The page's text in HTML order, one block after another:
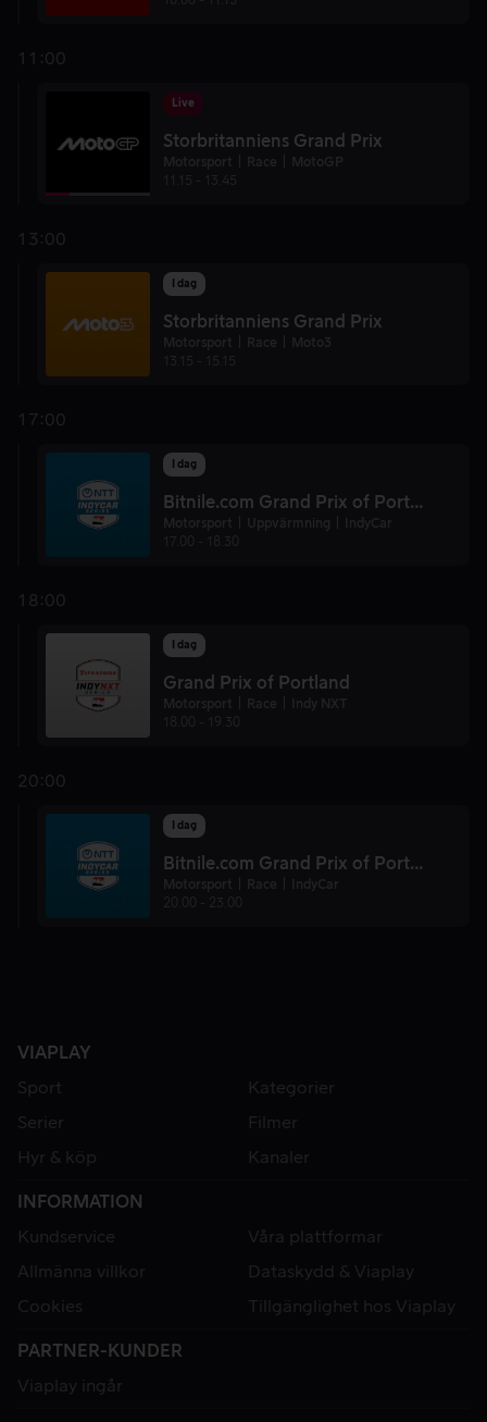
11:00
Live
Storbritanniens Grand Prix
Motorsport Race
MotoGP
11.15 - 13.45
13:00
I dag
Storbritanniens Grand Prix
Motorsport Race
Moto3
13.15 - 15.15
17:00
I dag
Bitnile.com Grand Prix of Portland
Motorsport Uppvärmning
IndyCar
17.00
- 18.30
18:00
I dag
Grand Prix of Portland
Motorsport Race
Indy NXT
18.00
- 19.30
20:00
I dag
Bitnile.com Grand Prix of Portland
Motorsport Race
IndyCar
- 23.00
VIAPLAY
Sport
Kategorier
Serier
Filmer
Hyr & köp
Kanaler
INFORMATION
Kundservice
Våra plattformar
Allmänna villkor
Dataskydd & Viaplay
Cookies
Tillgänglighet hos Viaplay
PARTNER-KUNDER
Viaplay ingår